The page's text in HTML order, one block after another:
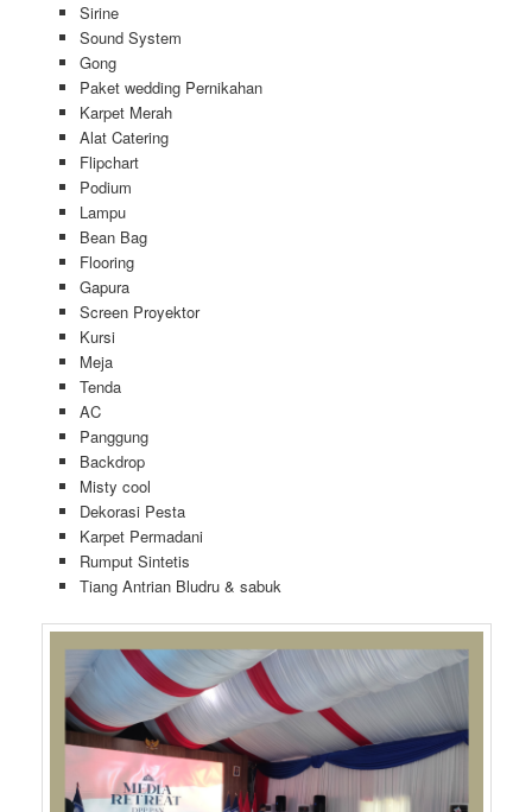
Sirine
Sound System
Gong
Paket wedding Pernikahan
Karpet Merah
Alat Catering
Flipchart
Podium
Lampu
Bean Bag
Flooring
Gapura
Screen Proyektor
Kursi
Meja
Tenda
AC
Panggung
Backdrop
Misty cool
Dekorasi Pesta
Karpet Permadani
Rumput Sintetis
Tiang Antrian Bludru & sabuk